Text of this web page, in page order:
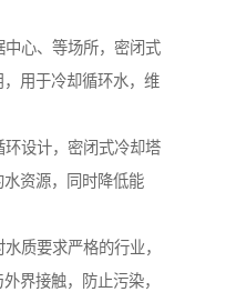
心、等场所，密闭式
用于冷却循环水，维
设计，密闭式冷却塔
资源，同时降低能
质要求严格的行业，
界接触，防止污染，